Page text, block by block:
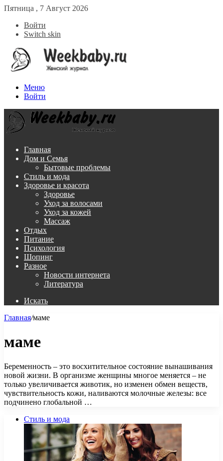
Пятница , 7 Август 2026
Войти
Switch skin
Меню
Войти
Главная
Дом и Семья
Бытовые проблемы
Стиль и мода
Здоровье и красота
Здоровье
Уход за волосами
Уход за кожей
Массаж
Отдых
Питание
Психология
Шопинг
Разное
Новости интернета
Литература
Искать
Главная/маме
маме
Беременность – это восхитительное состояние вынашивания
новой жизни. В организме женщины многое меняется – не
только увеличивается животик, но изменен обмен веществ,
чувствительность кожи, наливаются молочные железы: все
подчинено глобальной …
Стиль и мода